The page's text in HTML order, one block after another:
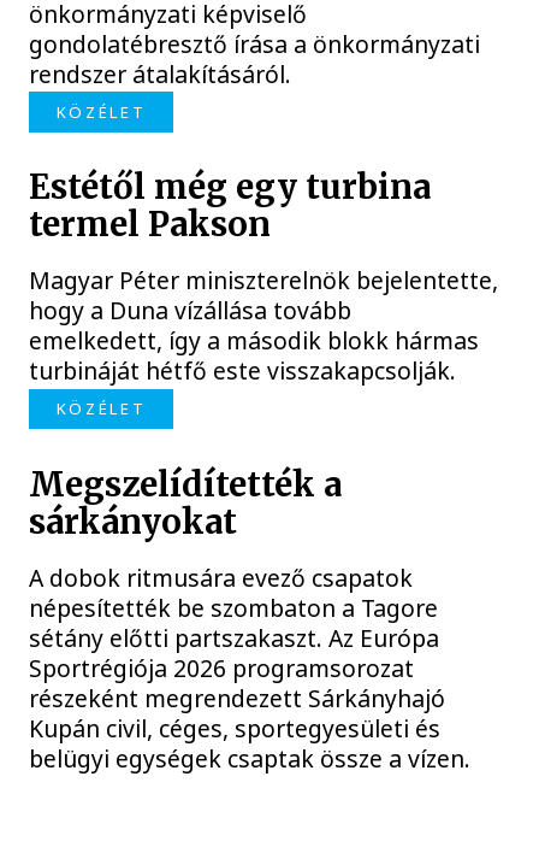
önkormányzati képviselő
gondolatébresztő írása a önkormányzati
rendszer átalakításáról.
KÖZÉLET
Estétől még egy turbina
termel Pakson
Magyar Péter miniszterelnök bejelentette,
hogy a Duna vízállása tovább
emelkedett, így a második blokk hármas
turbináját hétfő este visszakapcsolják.
KÖZÉLET
Megszelídítették a
sárkányokat
A dobok ritmusára evező csapatok
népesítették be szombaton a Tagore
sétány előtti partszakaszt. Az Európa
Sportrégiója 2026 programsorozat
részeként megrendezett Sárkányhajó
Kupán civil, céges, sportegyesületi és
belügyi egységek csaptak össze a vízen.